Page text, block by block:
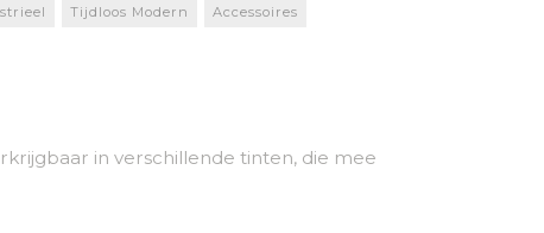
Tijdloos Modern Accessoires
in verschillende tinten, die mee